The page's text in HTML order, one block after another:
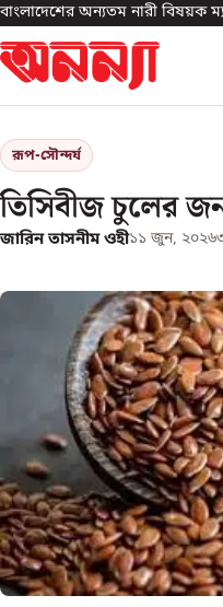
বাংলাদেশের অন্যতম নারী বিষয়ক
রূপ-সৌন্দর্য
তিসিবীজ চুলের
জারিন তাসনীম ওহী১১ জুন, ২০২৬